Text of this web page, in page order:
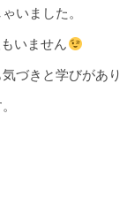
いました。
いません
づきと学びがあり